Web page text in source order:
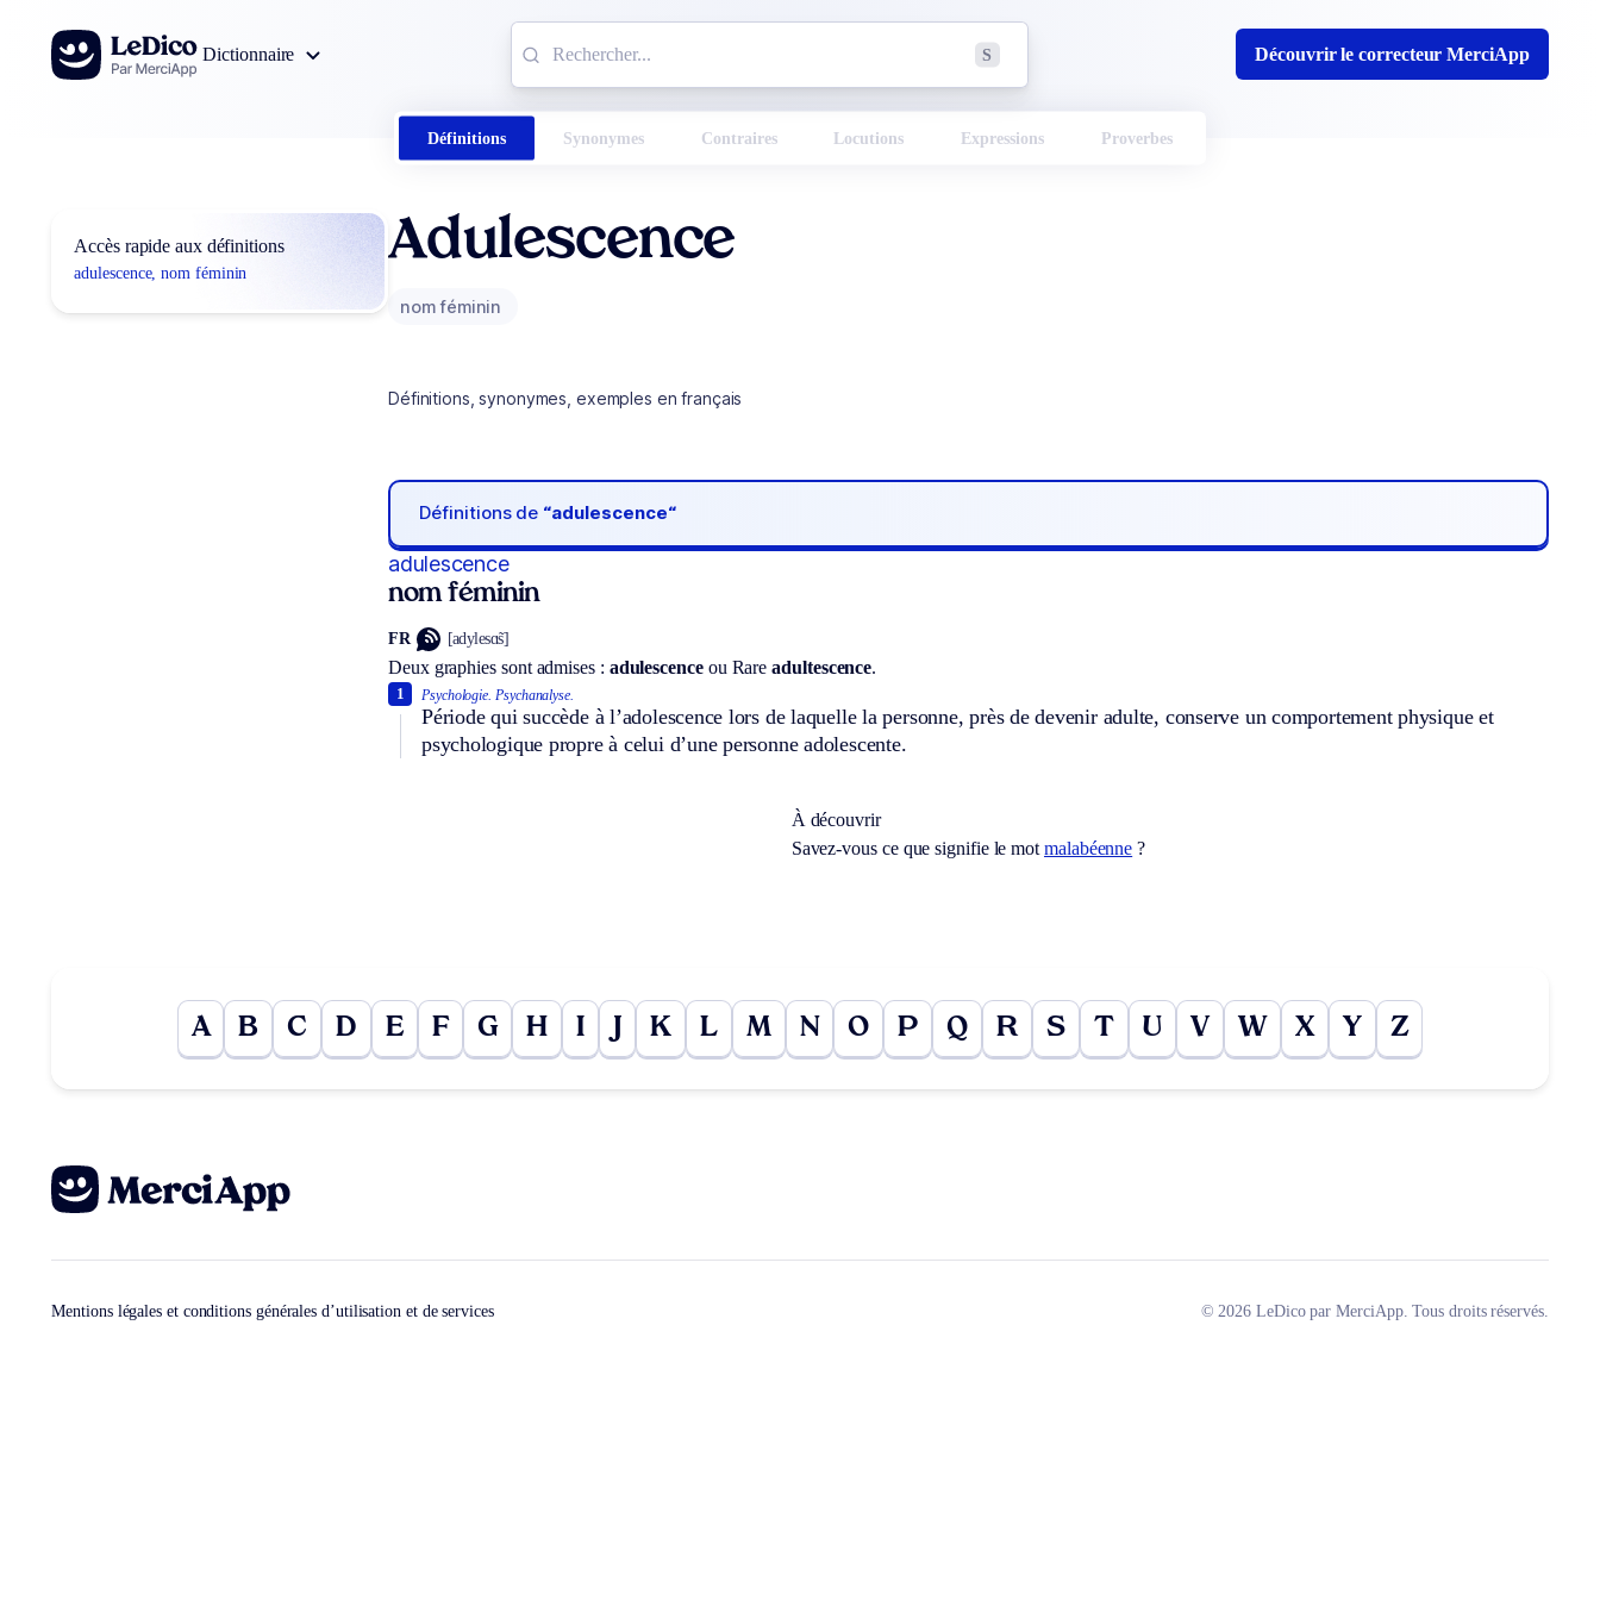
Aller au contenu
Dictionnaire
S Découvrir le correcteur MerciApp
Définitions Synonymes Contraires Locutions Expressions Proverbes
Accès rapide aux définitions
adulescence, nom féminin
Adulescence
nom féminin
Définitions, synonymes, exemples en français
Définitions de “adulescence“
adulescence
nom féminin
FR [adylesɑ̃s]
Deux graphies sont admises : adulescenceou Rare adultescence.
Psychologie. Psychanalyse.
Période qui succède à l’adolescence lors de laquelle la personne, près de devenir adulte, conserve un comportement physique et
psychologique propre à celui d’une personne adolescente.
1
À découvrir
Savez-vous ce que signifie le mot malabéenne ?
A B C D E F G H I K L M N O P Q R S T U V W X Y Z
Mentions légales et conditions générales d’utilisation et de services © 2026 LeDico par MerciApp. Tous droits réservés.